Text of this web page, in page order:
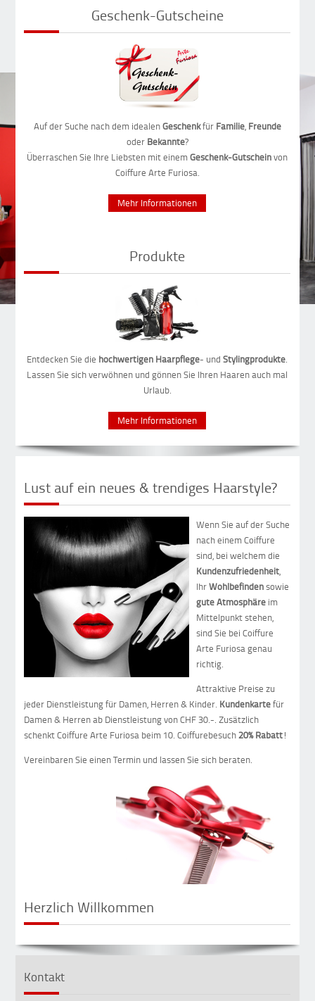
Geschenk-Gutscheine
Auf der Suche nach dem idealenGeschenkfür Familie, Freunde
oder Bekannte?
Überraschen Sie Ihre Liebsten mit einemGeschenk-Gutscheinvon
Coiffure Arte Furiosa.
Mehr Informationen
Produkte
Entdecken Sie die hochwertigen Haarpflege- undStylingprodukte.
Lassen Sie sich verwöhnen und gönnen Sie Ihren Haaren auch mal
Urlaub.
Mehr Informationen
Lust auf ein neues & trendiges Haarstyle?
Wenn Sie auf der Suche
nach einem Coiffure
sind, bei welchem die
Kundenzufriedenheit,
IhrWohlbefindensowie
gute Atmosphäre im
Mittelpunkt stehen,
sind Sie bei Coiffure
Arte Furiosa genau
richtig.
Attraktive Preise zu
jeder Dienstleistung für Damen, Herren & Kinder. Kundenkartefür
Damen & Herren ab Dienstleistung von CHF 30.-. Zusätzlich
schenkt Coiffure Arte Furiosa beim 10. Coiffurebesuch20% Rabatt!
Vereinbaren Sie einen Termin und lassen Sie sich beraten.
Herzlich Willkommen
Kontakt